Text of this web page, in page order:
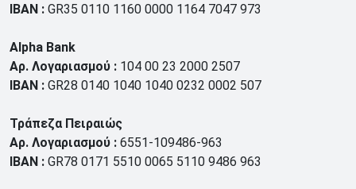
IBAN : GR35 0110 1160 0000 1164 7047 973
Alpha Bank
Αρ. Λογαριασμού : 104 00 23 2000 2507
IBAN : GR28 0140 1040 1040 0232 0002 507
Τράπεζα Πειραιώς
Αρ. Λογαριασμού : 6551-109486-963
IBAN : GR78 0171 5510 0065 5110 9486 963